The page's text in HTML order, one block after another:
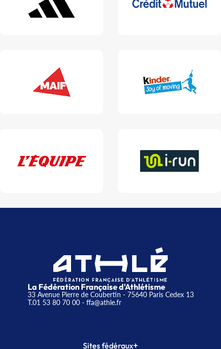
La Fédération Française d'Athlétisme
33 Avenue Pierre de Coubertin - 75640 Paris Cedex 13
T.01 53 80 70 00- ffa@athle.fr
Sites fédéraux+